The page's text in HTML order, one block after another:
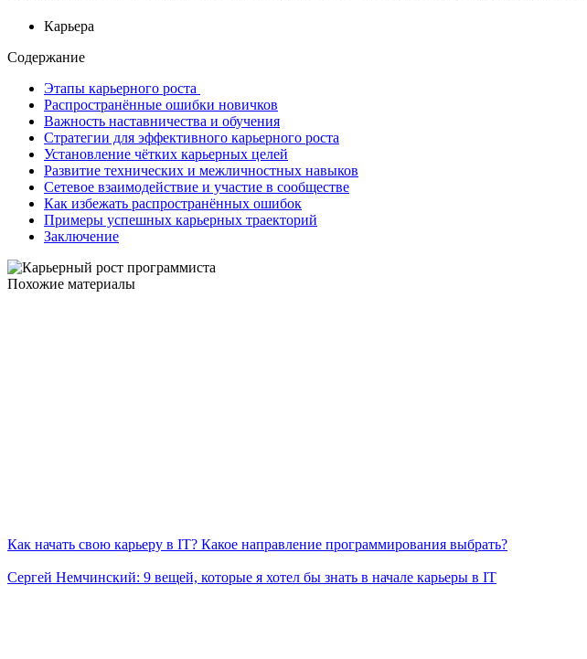
Карьера
Содержание
Этапы карьерного роста
Распространённые ошибки новичков
Важность наставничества и обучения
Стратегии для эффективного карьерного роста
Установление чётких карьерных целей
Развитие технических и межличностных навыков
Сетевое взаимодействие и участие в сообществе
Как избежать распространённых ошибок
Примеры успешных карьерных траекторий
Заключение
Похожие материалы
Как начать свою карьеру в IT? Какое направление программирования выбрать?
Сергей Немчинский: 9 вещей, которые я хотел бы знать в начале карьеры в IT